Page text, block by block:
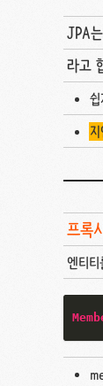
JPA
라고
프록
엔티